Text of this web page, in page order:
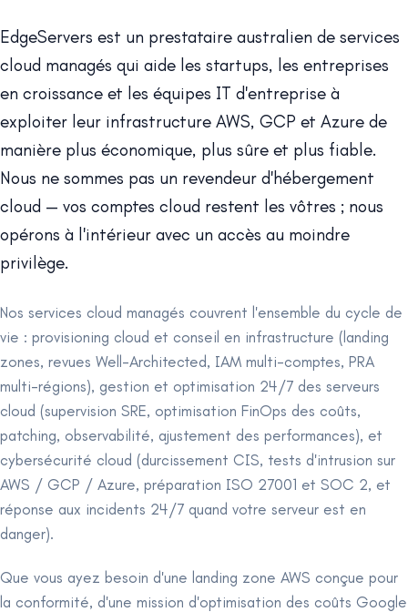
EdgeServers est un prestataire australien de services
cloud managés qui aide les startups, les entreprises
en croissance et les équipes IT d'entreprise à
exploiter leur infrastructure AWS, GCP et Azure de
manière plus économique, plus sûre et plus fiable.
Nous ne sommes pas un revendeur d'hébergement
cloud — vos comptes cloud restent les vôtres ; nous
opérons à l'intérieur avec un accès au moindre
privilège.
Nos services cloud managés couvrent l'ensemble du cycle de
vie : provisioning cloud et conseil en infrastructure (landing
zones, revues Well-Architected, IAM multi-comptes, PRA
multi-régions), gestion et optimisation 24/7 des serveurs
cloud (supervision SRE, optimisation FinOps des coûts,
patching, observabilité, ajustement des performances), et
cybersécurité cloud (durcissement CIS, tests d'intrusion sur
AWS / GCP / Azure, préparation ISO 27001 et SOC 2, et
réponse aux incidents 24/7 quand votre serveur est en
danger).
Que vous ayez besoin d'une landing zone AWS conçue pour
la conformité, d'une mission d'optimisation des coûts Google